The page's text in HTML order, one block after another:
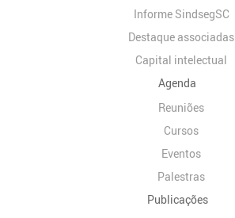
Informe SindsegSC
Destaque associadas
Capital intelectual
Agenda
Reuniões
Cursos
Eventos
Palestras
Publicações